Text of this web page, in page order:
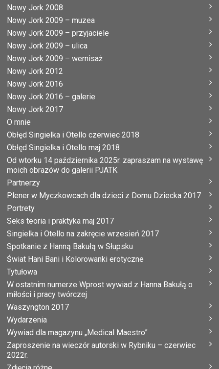
Nowy Jork 2008
Nowy Jork 2009 – muzea
Nowy Jork 2009 – przyjaciele
Nowy Jork 2009 – ulica
Nowy Jork 2009 – wernisaż
Nowy Jork 2012
Nowy Jork 2016
Nowy Jork 2016 – galerie
Nowy Jork 2017
O mnie
Obłęd Singielka i Otello czerwiec 2018
Obłęd Singielka i Otello maj 2018
Od wtorku 14 października 2025r. zapraszam na wystawę
moich obrazów do galerii PJATK
Partnerzy
Plener w Myczkowcach dla dzieci z Domu Dziecka 2017
Portrety
Seks teoria i praktyka maj 2017
Singielka i Otello na zakręcie wrzesień 2017
Spotkanie z Hanną Bakułą w Słupsku
Świat Hani Bani i Kolorowanki erotyczne
Tytułowa
W ostatnim numerze Wprost wywiad z Hanna Bakułą o
miłości i pracy twórczej
Waszyngton 2017
Wydarzenia
Wywiad dla magazynu „Medical Maestro”
Zaproszenie na wieczór autorski w Rybniku – czerwiec
2022r.